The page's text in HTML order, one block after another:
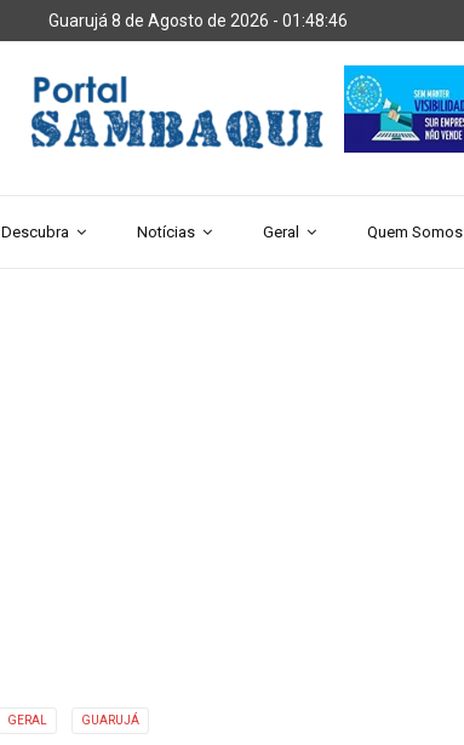
Guarujá 8 de Agosto de 2026 - 01:48:48
Descubra Notícias Geral Quem Somos
GERAL GUARUJÁ